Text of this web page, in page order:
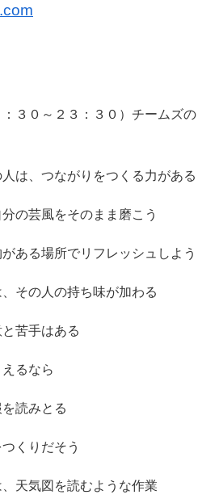
：３０～２３：３０）チームズの
は、つながりをつくる力がある
の芸風をそのまま磨こう
ある場所でリフレッシュしよう
その人の持ち味が加わる
苦手はある
るなら
読みとる
くりだそう
天気図を読むような作業